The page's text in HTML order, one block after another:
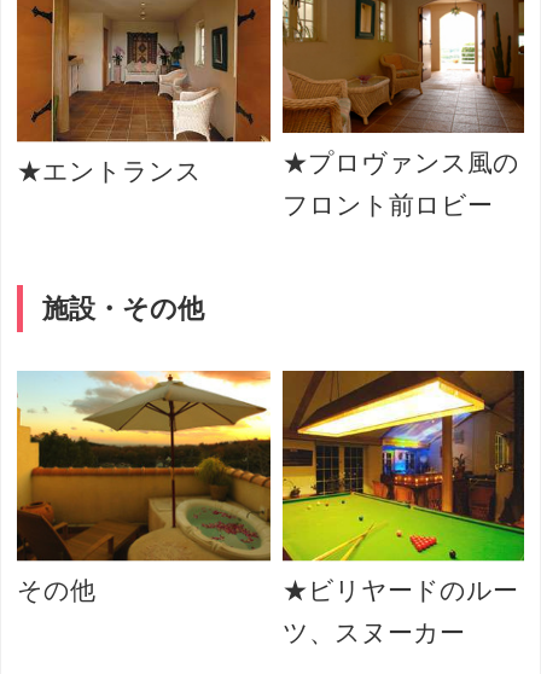
★エントランス
★プロヴァンス風の
フロント前ロビー
施設・その他
その他
★ビリヤードのルー
ツ、スヌーカー